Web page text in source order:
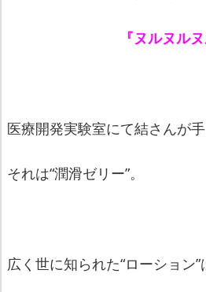
『ヌルヌルヌ
医療開発実験室にて結さんが手
それは“潤滑ゼリー”。
広く世に知られた“ローション”